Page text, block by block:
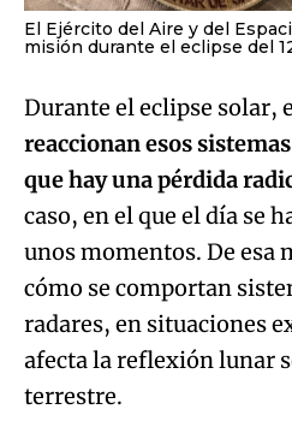
El Ejército del Aire y del
misión durante el eclipse del
Durante el eclipse solar,
reaccionan esos
que hay una pérdida
caso, en el que el día se
unos momentos. De esa
cómo se comportan
radares, en situaciones
afecta la reflexión lunar
terrestre.